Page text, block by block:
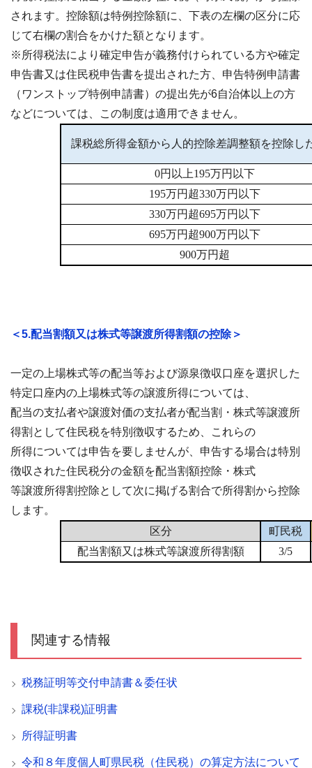
されます。控除額は特例控除額に、下表の左欄の区分に応
じて右欄の割合をかけた額となります。
※所得税法により確定申告が義務付けられている方や確定
申告書又は住民税申告書を提出された方、申告特例申請書
（ワンストップ特例申請書）の提出先が6自治体以上の方
などについては、この制度は適用できません。
課税総所得金額から人的控除差調整額を控除し
0円以上195万円以下
195万円超330万円以下
330万円超695万円以下
695万円超900万円以下
900万円超
＜5.配当割額又は株式等譲渡所得割額の控除＞
一定の上場株式等の配当等および源泉徴収口座を選択した
特定口座内の上場株式等の譲渡所得については、
配当の支払者や譲渡対価の支払者が配当割・株式等譲渡所
得割として住民税を特別徴収するため、これらの
所得については申告を要しませんが、申告する場合は特別
徴収された住民税分の金額を配当割額控除・株式
等譲渡所得割控除として次に掲げる割合で所得割から控除
します。
区分
町民税
配当割額又は株式等譲渡所得割額
3/5
関連する情報
税務証明等交付申請書＆委任状
課税(非課税)証明書
所得証明書
令和８年度個人町県民税（住民税）の算定方法について